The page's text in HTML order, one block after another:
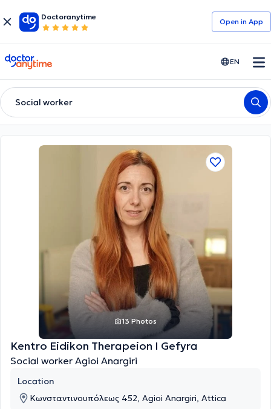
Doctoranytime
Open in Αpp
doctoranytime EN
Social worker
13 Photos
Kentro Eidikon Therapeion I Gefyra
Social worker Agioi Anargiri
Location
Κωνσταντινουπόλεως 452, Agioi Anargiri, Attica